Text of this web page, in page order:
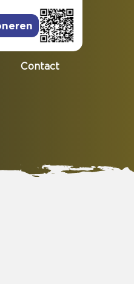
Contact